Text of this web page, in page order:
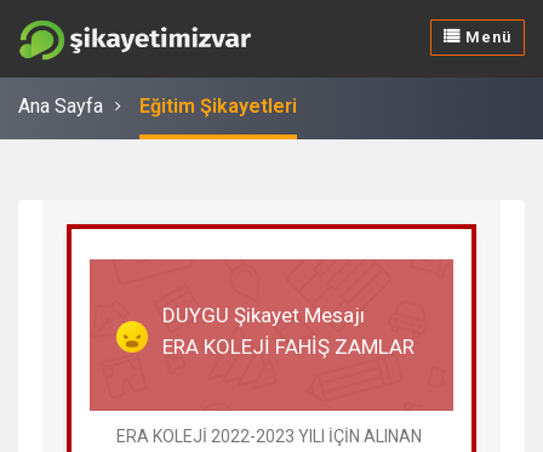
Menü
Ana Sayfa Eğitim Şikayetleri
DUYGU Şikayet Mesajı
ERA KOLEJİ FAHİŞ ZAMLAR
ERA KOLEJİ 2022-2023 YILI İÇİN ALINAN